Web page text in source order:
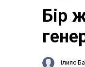
Бір
Ілияс